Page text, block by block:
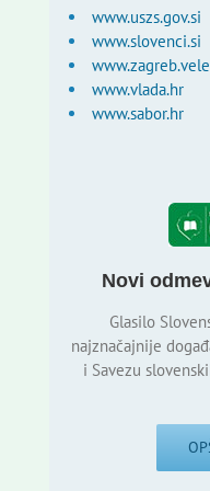
www.uszs.gov.si
www.slovenci.si
www.vlada.hr
www.sabor.hr
Novi
Glasilo
najznačajnije
i Savezu